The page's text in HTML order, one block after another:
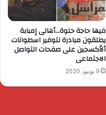
فيها حاجة حلوة…أهالى إمبابة
يطلقون مبادرة لتوفير اسطوانات
ألاُكسجين على صفحات التواصل
الاجتماعى
9 يونيو، 2020